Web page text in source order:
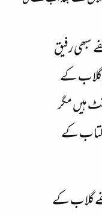
رفیق
گلاب کے
ہیں مگر
کتاب کے​
گلاب کے